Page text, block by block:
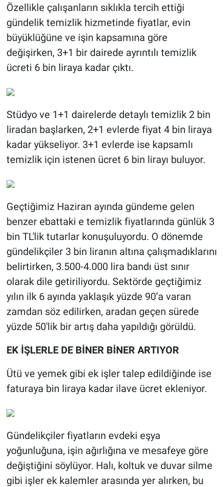
Özellikle çalışanların sıklıkla tercih ettiği
gündelik temizlik hizmetinde fiyatlar, evin
büyüklüğüne ve işin kapsamına göre
değişirken, 3+1 bir dairede ayrıntılı temizlik
ücreti 6 bin liraya kadar çıktı.
Stüdyo ve 1+1 dairelerde detaylı temizlik 2 bin
liradan başlarken, 2+1 evlerde fiyat 4 bin liraya
kadar yükseliyor. 3+1 evlerde ise kapsamlı
temizlik için istenen ücret 6 bin lirayı buluyor.
Geçtiğimiz Haziran ayında gündeme gelen
benzer ebattaki e temizlik fiyatlarında günlük 3
bin TL'lik tutarlar konuşuluyordu. O dönemde
gündelikçiler 3 bin liranın altına çalışmadıklarını
belirtirken, 3.500-4.000 lira bandı üst sınır
olarak dile getiriliyordu. Sektörde geçtiğimiz
yılın ilk 6 ayında yaklaşık yüzde 90’a varan
zamdan söz edilirken, aradan geçen sürede
yüzde 50'lik bir artış daha yapıldığı görüldü.
EK İŞLERLE DE BİNER BİNER ARTIYOR
Ütü ve yemek gibi ek işler talep edildiğinde ise
faturaya bin liraya kadar ilave ücret ekleniyor.
Gündelikçiler fiyatların evdeki eşya
yoğunluğuna, işin ağırlığına ve mesafeye göre
değiştiğini söylüyor. Halı, koltuk ve duvar silme
gibi işler ek kalemler arasında yer alırken, bu